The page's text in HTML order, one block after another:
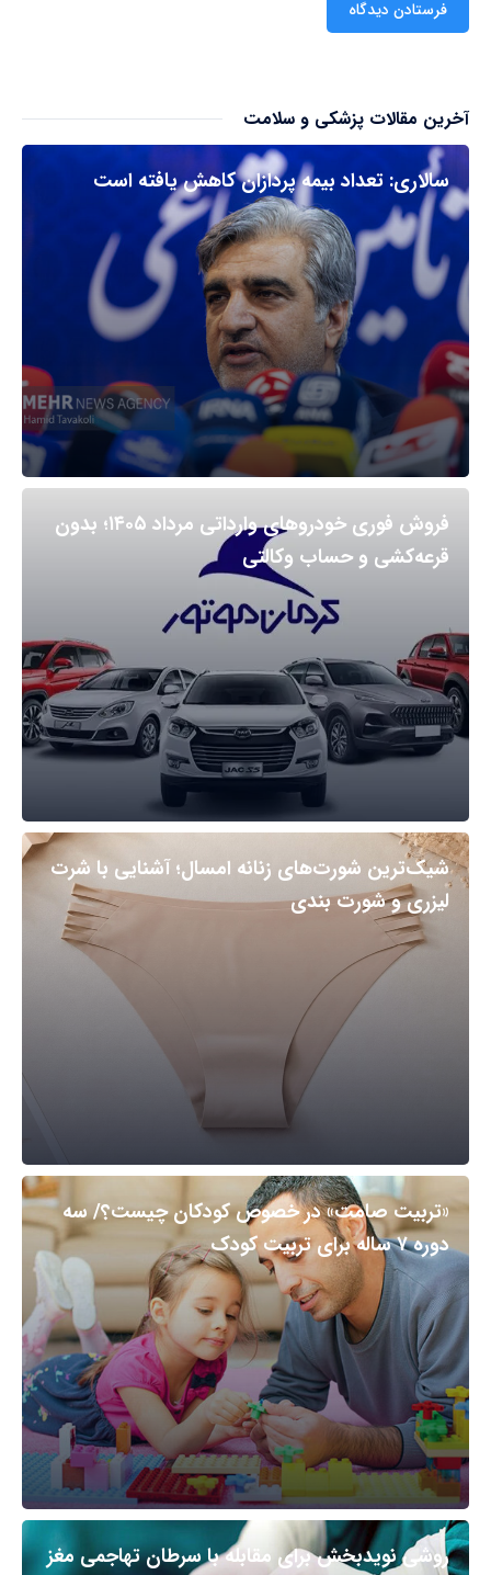
آخرین مقالات پزشکی و سلامت
سالاری: تعداد بیمه پردازان کاهش یافته است
فروش فوری خودروهای وارداتی مرداد ۱۴۰۵؛ بدون
قرعه‌کشی و حساب وکالتی
شیک‌ترین شورت‌های زنانه امسال؛ آشنایی با شرت
لیزری و شورت بندی
«تربیت صامت» در خصوص کودکان چیست؟/ سه
دوره ۷ ساله برای تربیت کودک
روشی نویدبخش برای مقابله با سرطان تهاجمی مغز